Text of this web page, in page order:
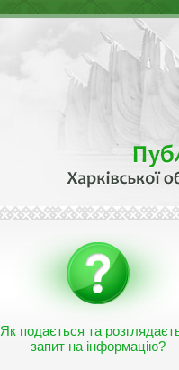
Як подається та
запит на інформацію?